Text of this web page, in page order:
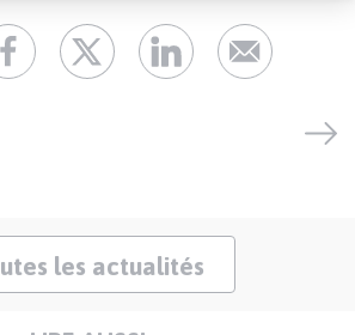
les actualités